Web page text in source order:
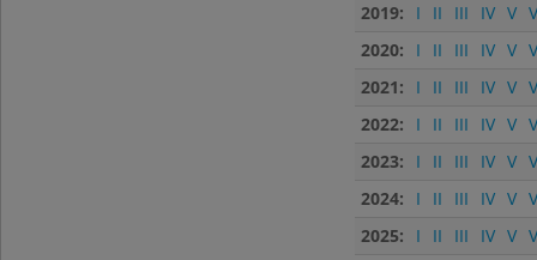
2019:
I II III IV V
2020:
I II III IV V
2021:
I II III IV V
2022:
I II III IV V
2023:
I II III IV V
2024:
I II III IV V
2025:
I II III IV V